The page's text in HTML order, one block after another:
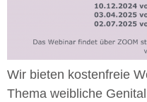
Wir bieten kostenfreie
Thema weibliche